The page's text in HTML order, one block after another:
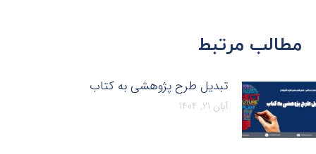
مطالب مرتبط
تبدیل طرح پژوهشی به کتاب
آبان 21, 1404